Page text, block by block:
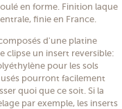
en forme. Finition laque
finie en France.
d'une platine
clipse un insert reversible:
pour les sols
pourront facilement
quoi que ce soit. Si la
par exemple, les inserts